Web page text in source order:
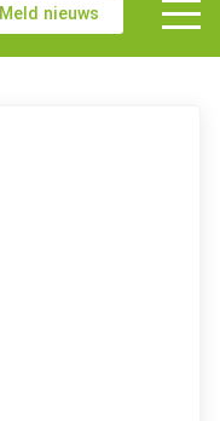
Meld nieuws